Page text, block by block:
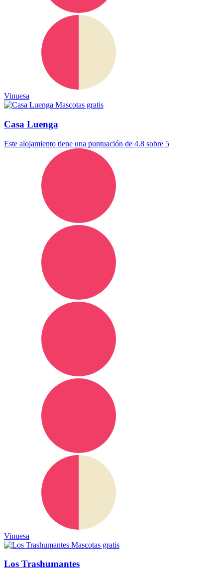
Vinuesa
Mascotas gratis
Casa Luenga
Este alojamiento tiene una puntuación de 4.8 sobre 5
Vinuesa
Mascotas gratis
Los Trashumantes